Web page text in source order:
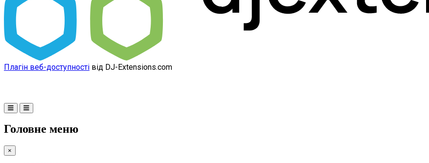
Плагін веб-доступності від DJ-Extensions.com
Головне меню
×